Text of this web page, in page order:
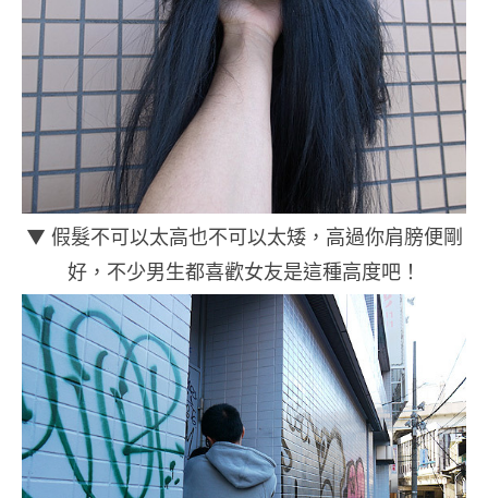
▼ 假髮不可以太高也不可以太矮，高過你肩膀便剛
好，不少男生都喜歡女友是這種高度吧！